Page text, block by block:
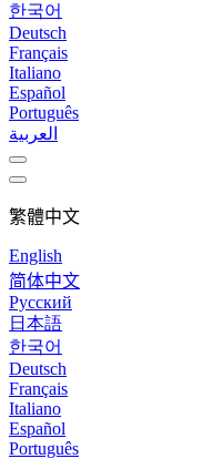
한국어
Deutsch
Français
Italiano
Español
Português
العربية
繁體中文
English
简体中文
Русский
日本語
한국어
Deutsch
Français
Italiano
Español
Português